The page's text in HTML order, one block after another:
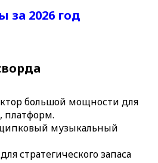
формируемый образ.
Острое вирусное
19.Низкий барьер вдоль
20.Препятствие,
преграда, мешающая
общению.
устройство.
за 2026 год
большой мощности для
платформ.
музыкальный
стратегического запаса